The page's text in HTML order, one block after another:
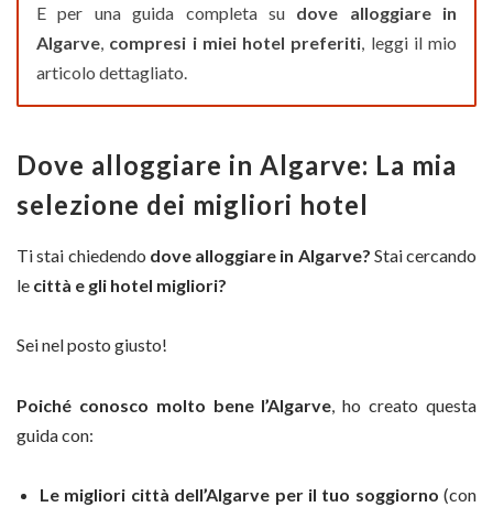
E per una guida completa su dove alloggiare in
Algarve, compresi i miei hotel preferiti, leggi il mio
articolo dettagliato.
Dove alloggiare in Algarve: La mia
selezione dei migliori hotel
Ti stai chiedendo dove alloggiare in Algarve? Stai cercando
le città e gli hotel migliori?
Sei nel posto giusto!
Poiché conosco molto bene l’Algarve , ho creato questa
guida con:
Le migliori città dell’Algarve per il tuo soggiorno (con